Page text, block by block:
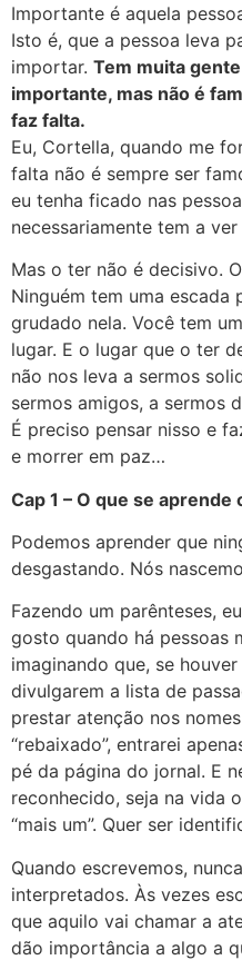
Importante é aquela
Isto é, que a pessoa leva
importar. Tem muita
importante, mas não é
faz falta.
Eu, Cortella, quando me
falta não é sempre ser
eu tenha ficado nas
necessariamente tem a
Mas o ter não é decisivo.
Ninguém tem uma escada
grudado nela. Você tem
lugar. E o lugar que o ter
não nos leva a sermos
sermos amigos, a sermos
É preciso pensar nisso e
e morrer em paz…
Cap 1 – O que se aprende
Podemos aprender que
desgastando. Nós
Fazendo um parênteses,
gosto quando há pessoas
imaginando que, se
divulgarem a lista de
prestar atenção nos
“rebaixado”, entrarei
pé da página do jornal. E
reconhecido, seja na vida
“mais um”. Quer ser
Quando escrevemos,
interpretados. Às vezes
que aquilo vai chamar a
dão importância a algo a